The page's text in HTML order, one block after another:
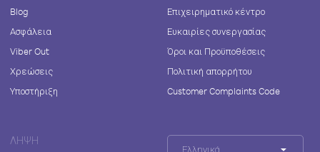
Blog
Ασφάλεια
Viber Out
Χρεώσεις
Υποστήριξη
Επιχειρηματικό κέντρο
Ευκαιρίες συνεργασίας
Όροι και Προϋποθέσεις
Πολιτική απορρήτου
Customer Complaints Code
ΛΉΨΗ
Ελληνικά